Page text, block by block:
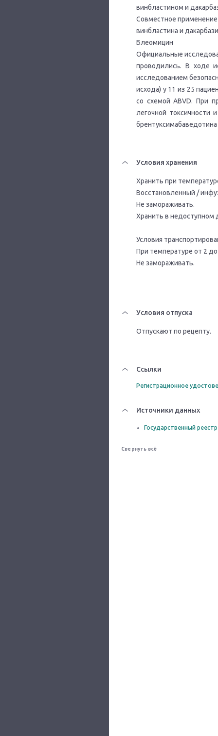
винбластином и
Совместное
винбластина и
Блеомицин
Официальные
проводились. В ходе
исследованием
исхода) у 11 из 25
со схемой ABVD. При
легочной токсичности
Условия хранения
Хранить при
Восстановленный /
Не замораживать.
Хранить в недоступном
Условия
При температуре от 2
Не замораживать.
Условия отпуска
Отпускают по рецепту.
Ссылки
Регистрационное
Источники данных
Государственный
Свернуть всё